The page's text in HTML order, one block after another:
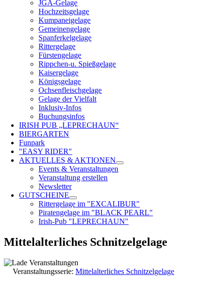
JGA-Gelage
Hochzeitsgelage
Kumpaneigelage
Gemeinengelage
Spanferkelgelage
Rittergelage
Fürstengelage
Rippchen-u. Spießgelage
Kaisergelage
Königsgelage
Ochsenfleischgelage
Gelage der Vielfalt
Inklusiv-Infos
Buchungsinfos
IRISH PUB „LEPRECHAUN“
BIERGARTEN
Funpark
"EASY RIDER"
AKTUELLES & AKTIONEN
Events & Veranstaltungen
Veranstaltung erstellen
Newsletter
GUTSCHEINE
Rittergelage im "EXCALIBUR"
Piratengelage im "BLACK PEARL"
Irish-Pub "LEPRECHAUN"
Mittelalterliches Schnitzelgelage
Veranstaltungsserie: Mittelalterliches Schnitzelgelage